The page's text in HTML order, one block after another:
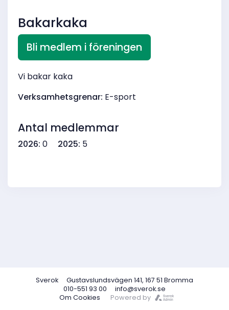
Bakarkaka
Bli medlem i föreningen
Vi bakar kaka
Verksamhetsgrenar: E-sport
Antal medlemmar
2026: 0 2025: 5
Om Cookies Powered by
Sverok
Gustavslundsvägen 141, 167 51 Bromma
010-551 93 00
info@sverok.se